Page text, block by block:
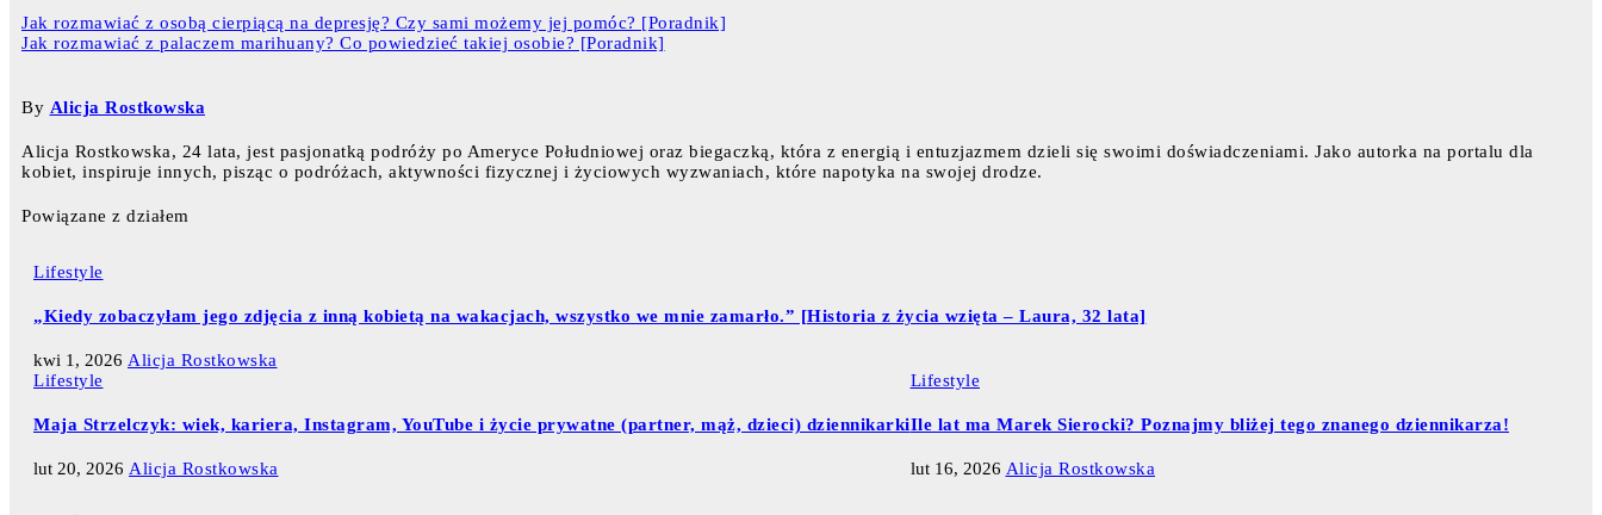
Jak rozmawiać z osobą cierpiącą na depresję? Czy sami możemy jej pomóc? [Poradnik]
Jak rozmawiać z palaczem marihuany? Co powiedzieć takiej osobie? [Poradnik]
By Alicja Rostkowska
Alicja Rostkowska, 24 lata, jest pasjonatką podróży po Ameryce Południowej oraz biegaczką, która z energią i entuzjazmem dzieli się swoimi doświadczeniami. Jako autorka na portalu dla
kobiet, inspiruje innych, pisząc o podróżach, aktywności fizycznej i życiowych wyzwaniach, które napotyka na swojej drodze.
Powiązane z działem
Lifestyle
„Kiedy zobaczyłam jego zdjęcia z inną kobietą na wakacjach, wszystko we mnie zamarło.” [Historia z życia wzięta – Laura, 32 lata]
kwi 1, 2026 Alicja Rostkowska
Lifestyle
Maja Strzelczyk: wiek, kariera, Instagram, YouTube i życie prywatne (partner, mąż, dzieci) dziennikarki
lut 20, 2026 Alicja Rostkowska
Lifestyle
Ile lat ma Marek Sierocki? Poznajmy bliżej tego znanego dziennikarza!
lut 16, 2026 Alicja Rostkowska